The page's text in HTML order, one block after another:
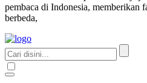
pembaca di Indonesia, memberikan
berbeda,